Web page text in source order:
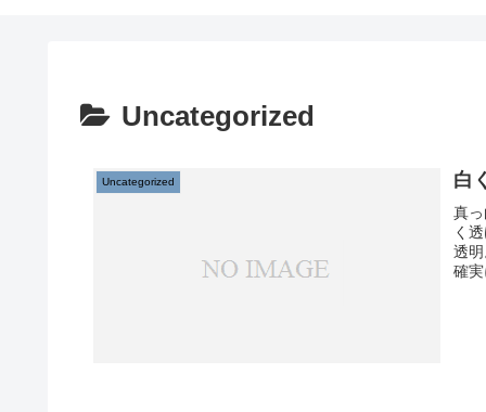
Uncategorized
Uncategorized 白
真
く
透
確